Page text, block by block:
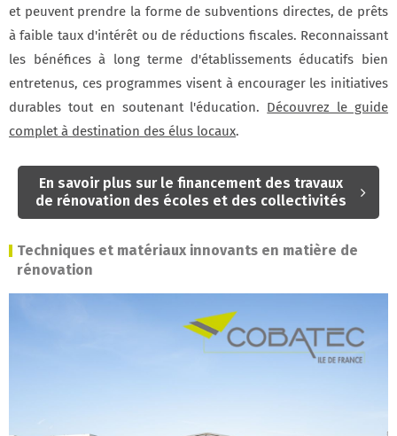
et peuvent prendre la forme de subventions directes, de prêts
à faible taux d'intérêt ou de réductions fiscales. Reconnaissant
les bénéfices à long terme d'établissements éducatifs bien
entretenus, ces programmes visent à encourager les initiatives
durables tout en soutenant l'éducation. Découvrez le guide
complet à destination des élus locaux.
En savoir plus sur le financement des travaux
de rénovation des écoles et des collectivités
Techniques et matériaux innovants en matière de
rénovation